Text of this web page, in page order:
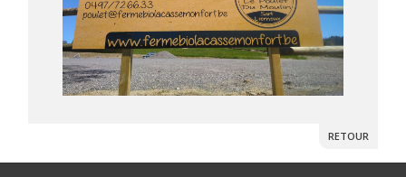
RETOUR